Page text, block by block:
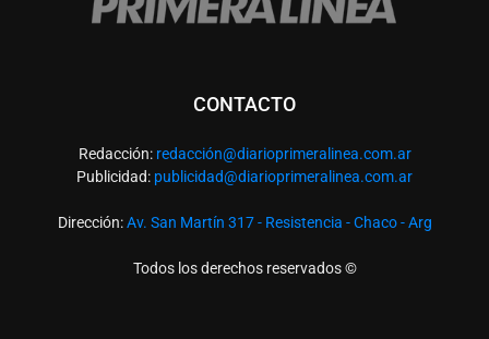
CONTACTO
Redacción: redacción@diarioprimeralinea.com.ar
Publicidad: publicidad@diarioprimeralinea.com.ar
Dirección:Av. San Martín 317 - Resistencia - Chaco - Arg
Todos los derechos reservados ©